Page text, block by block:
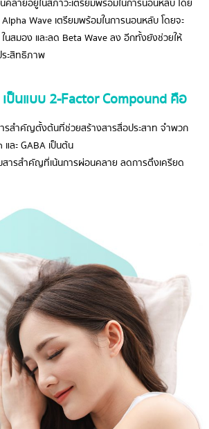
คลายอยู่ในสภาวะเตรียมพร้อมในการนอนหลับ โดย
Wave เตรียมพร้อมในการนอนหลับ โดยจะ
นสมอง และลด Beta Wave ลง อีกทั้งยังช่วยให้
ะสิทธิภาพ
ป็นแบบ 2-Factor Compound คือ
ารสำคัญตั้งต้นที่ช่วยสร้างสารสื่อประสาท จำพวก
ละ GABA เป็นต้น
สารสำคัญที่เน้นการผ่อนคลาย ลดการตึงเครียด